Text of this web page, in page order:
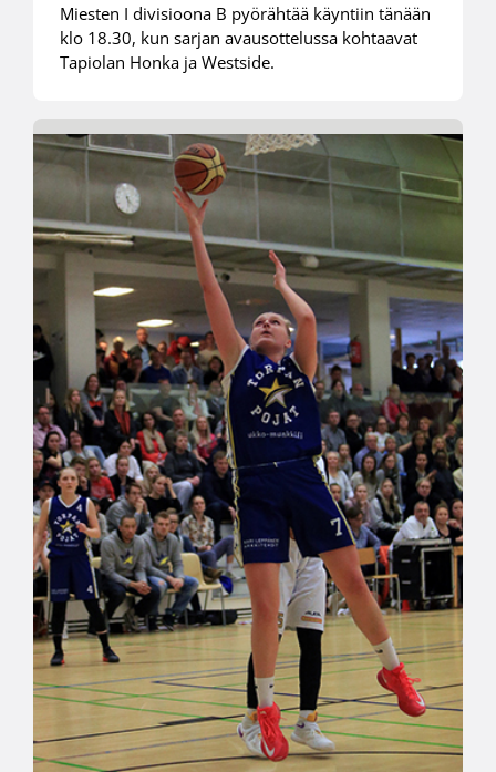
Miesten I divisioona B pyörähtää käyntiin tänään
klo 18.30, kun sarjan avausottelussa kohtaavat
Tapiolan Honka ja Westside.